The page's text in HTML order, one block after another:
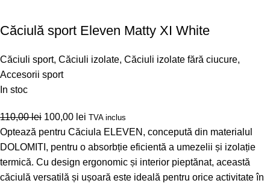
Căciulă sport Eleven Matty XI White
Căciuli sport, Căciuli izolate, Căciuli izolate fără ciucure,
Accesorii sport
In stoc
110,00lei 100,00 lei TVA inclus
Optează pentru Căciula ELEVEN, concepută din materialul
DOLOMITI, pentru o absorbție eficientă a umezelii și izolație
termică. Cu design ergonomic și interior pieptănat, această
căciulă versatilă și ușoară este ideală pentru orice activitate în